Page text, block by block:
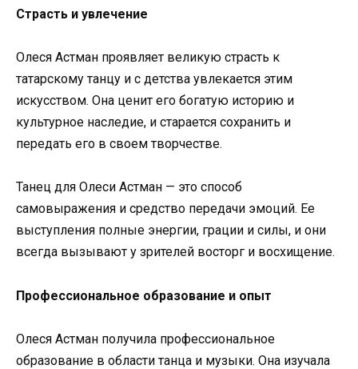
Страсть и увлечение
Олеся Астман проявляет великую страсть к
татарскому танцу и с детства увлекается этим
искусством. Она ценит его богатую историю и
культурное наследие, и старается сохранить и
передать его в своем творчестве.
Танец для Олеси Астман — это способ
самовыражения и средство передачи эмоций. Ее
выступления полные энергии, грации и силы, и они
всегда вызывают у зрителей восторг и восхищение.
Профессиональное образование и опыт
Олеся Астман получила профессиональное
образование в области танца и музыки. Она изучала